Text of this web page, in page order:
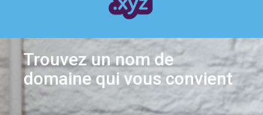
Trouvez un nom de
domaine qui vous convient